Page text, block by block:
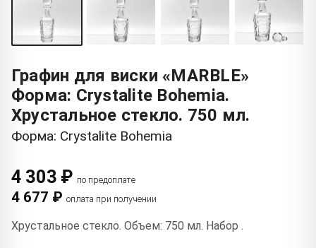
Графин для виски «MARBLE»
Форма: Crystalite Bohemia.
Хрустальное стекло. 750 мл.
Форма: Crystalite Bohemia
4 303 ₽ по предоплате
4 677 ₽ оплата при получении
Хрустальное стекло. Объем: 750 мл. Набор .